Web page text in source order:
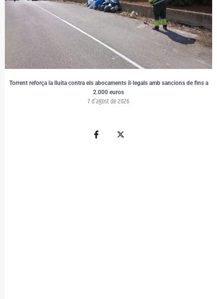
Torrent reforça la lluita contra els abocaments il·legals amb sancions de fins a
2.000 euros
7 d'agost de 2026